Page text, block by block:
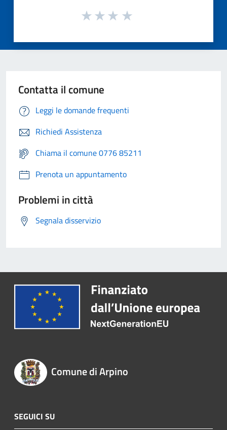
Contatta il comune
Leggi le domande frequenti
Richiedi Assistenza
Chiama il comune 0776 85211
Prenota un appuntamento
Problemi in città
Segnala disservizio
Comune di Arpino
SEGUICI SU